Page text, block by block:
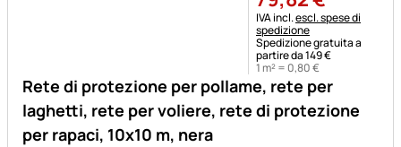
Rete di protezione per pollame, rete per
laghetti, rete per voliere, rete di protezione
per rapaci, 10x10 m, nera
Informazioni fiscali:
IVA incl.escl. spese di
spedizione
Spedizione gratuita a
partire da 149 €
1 m² = 0,80€